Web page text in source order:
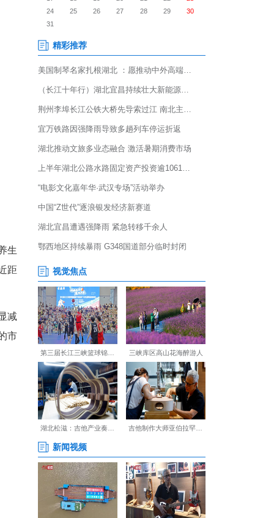
“摊位”一字排开，吸引众多
能现场学习八段锦等养生
、了解传统炮制工艺，近距
硬、酸胀的不适感明显减
正在体验火龙罐综合灸的市